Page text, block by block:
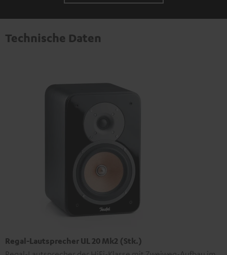
Technische Daten
Regal-Lautsprecher UL 20 Mk2 (Stk.)